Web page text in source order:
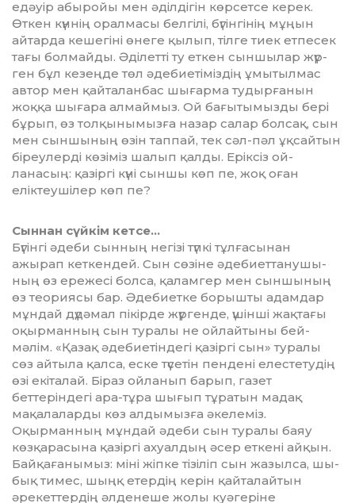
едәуір абы­ройы мен әділдігін көрсетсе ке­рек.
Өткен күннің оралмасы бел­гілі, бүгінгінің мұңын
айтарда кешегіні өнеге қылып, тілге тиек етпесек
тағы болмайды. Әді­летті ту еткен сыншылар жүр­
ген бұл кезеңде төл әдебиетіміздің ұмытылмас
автор мен қайта­лан­бас шығарма тудырғанын
жоққа шы­ғара алмаймыз. Ой бағы­ты­мызды бері
бұрып, өз толқыны­мыз­ға назар салар болсақ, сын
мен сыншының өзін таппай, тек сәл-пәл ұқсайтын
біреулерді кө­зіміз шалып қалды. Еріксіз ой­
ланасың: қазіргі күні сыншы көп пе, жоқ оған
еліктеушілер көп пе?
Сыннан сүйкім кетсе…
Бүгінгі әдеби сынның негізі түп­кі тұлғасынан
ажырап кеткен­дей. Сын сөзіне әдебиет­тану­шы­
ның өз ережесі болса, қаламгер мен сыншының
өз теориясы бар. Әдебиетке борышты адамдар
мұн­дай дүдәмал пікірде жүргенде, үшін­ші жақтағы
оқырманның сын туралы не ойлайтыны бей­
мәлім. «Қазақ әдебиетіндегі қа­зіргі сын» туралы
сөз айтыла қал­­­са, еске түсетін пендені елес­тетудің
өзі екіталай. Біраз ойланып барып, газет
беттеріндегі ара-тұра шығып тұратын мадақ
мақалаларды көз алдымызға әкелеміз.
Оқырманның мұндай әде­би сын туралы баяу
көзқа­ра­сына қазіргі ахуалдың әсер еткені айқын.
Байқағанымыз: міні жіп­ке тізіліп сын жазылса, шы­
бық тимес, шыңқ етердің керін қай­та­лайтын
әрекеттердің әлденеше жолы куәгеріне